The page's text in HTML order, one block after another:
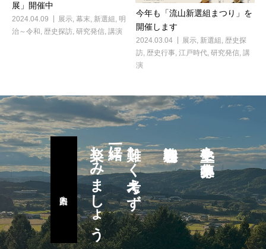
展」開催中
2024.04.09 展示, 幕末, 新選組 , 明
治～令和, 歴史探訪, 研究発信, 講演
今年も「流山新選組まつり」を
開催します
2024.03.04 展示, 新選組 , 歴史探
訪, 歴史行事, 江戸時代, 研究発信, 講
演
塾生を募集中
難しく考えず
一緒に
楽しみましょう